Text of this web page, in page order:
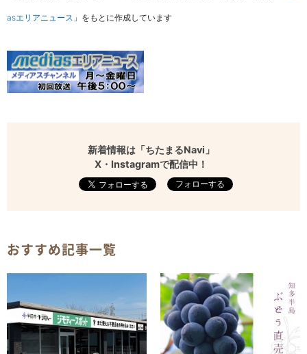
asエリアニュース 」をもとに作成しています
新着情報は「ちたまるNavi」
X・Instagramで配信中！
フォローする
おすすめ記事一覧